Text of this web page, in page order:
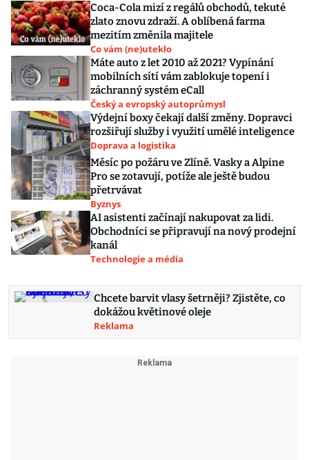
Coca-Cola mizí z regálů obchodů, tekuté
zlato znovu zdraží. A oblíbená farma
mezitím změnila majitele
Co vám (ne)uteklo
Máte auto z let 2010 až 2021? Vypínání
mobilních sítí vám zablokuje topení i
záchranný systém eCall
Český a evropský autoprůmysl
Výdejní boxy čekají další změny. Dopravci
rozšiřují služby i využití umělé inteligence
Doprava a logistika
Měsíc po požáru ve Zlíně. Vasky a Alpine
Pro se zotavují, potíže ale ještě budou
přetrvávat
Byznys
AI asistenti začínají nakupovat za lidi.
Obchodníci se připravují na nový prodejní
kanál
Technologie a média
Chcete barvit vlasy šetrněji? Zjistěte, co
dokážou květinové oleje
Reklama